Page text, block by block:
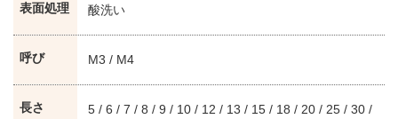
表面処理 酸洗い
呼び M3 / M4
長さ
5 / 6 / 7 / 8 / 9 / 10 / 12 / 13 / 15 / 18 / 20 / 25 / 30 /